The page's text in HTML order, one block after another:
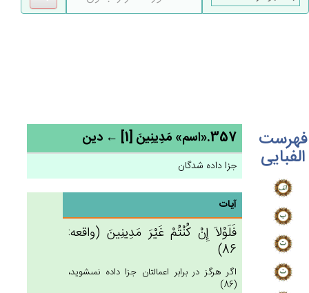
فهرست
الفبایی
357.«اسم» مَدِينِين‌َ [1] ← دین
جزا داده شدگان
آیات
فَلَوْلاَ إِنْ‌ كُنْتُم‌ْ غَيْرَ مَدِينِين‌َ (واقعه:
86)
اگر هرگز در برابر اعمالتان جزا داده نمى‏شويد،
(86)